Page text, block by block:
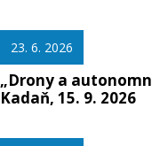
23. 6. 2026
„Drony a
Kadaň, 15. 9. 2026